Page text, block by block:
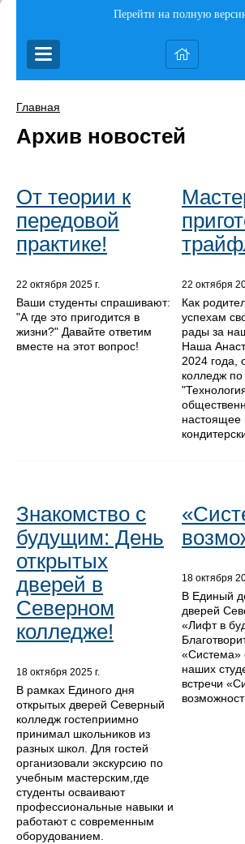
Перейти на полную
Главная
Архив новостей
От теории к
передовой
практике!
22 октября 2025 г.
Ваши студенты спрашивают:
"А где это пригодится в
жизни?" Давайте ответим
вместе на этот вопрос!
22 октября
Как
успехам
рады за
Наша
2024 года,
колледж по
настоящее
Знакомство с
будущим: День
открытых
дверей в
Северном
колледже!
18 октября 2025 г.
В рамках Единого дня
открытых дверей Северный
колледж гостеприимно
принимал школьников из
разных школ. Для гостей
организовали экскурсию по
учебным мастерским,где
студенты осваивают
профессиональные навыки и
работают с современным
оборудованием.
18 октября
В Единый
дверей
«Лифт в
«Система»
наших
встречи